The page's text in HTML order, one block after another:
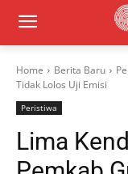
Home Berita Baru
Tidak Lolos Uji Emisi
Peristiwa
Lima